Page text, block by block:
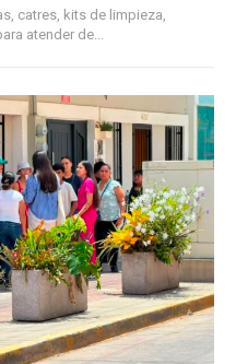
catres, kits de limpieza,
atender de...